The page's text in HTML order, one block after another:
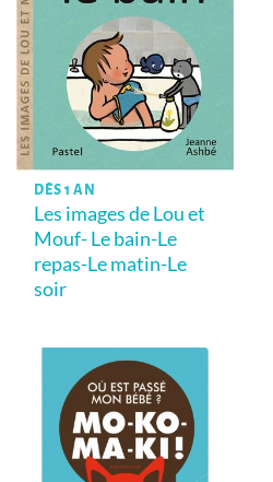
DÈS 1 AN
Les images de Lou et
Mouf- Le bain-Le
repas-Le matin-Le
soir